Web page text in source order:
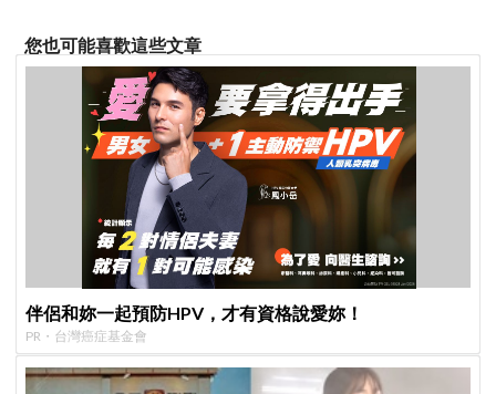
您也可能喜歡這些文章
伴侶和妳一起預防HPV，才有資格說愛妳！
PR・台灣癌症基金會